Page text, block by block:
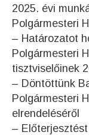
2025. évi
Polgármesteri
– Határozatot
Polgármesteri
tisztviselőinek
– Döntöttünk
Polgármesteri
elrendeléséről
–